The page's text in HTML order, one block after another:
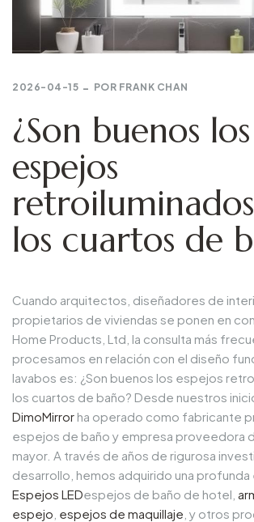
2026-04-15 POR FRANK CHAN
¿Son buenos los
espejos
los cuartos de
Cuando arquitectos, diseñadores de
propietarios de viviendas se ponen en
Home Products, Ltd, la consulta más
procesamos en relación con el diseño
lavabos es: ¿Son buenos los espejos
los cuartos de baño? Desde nuestros
DimoMirror ha operado como fabricante
espejos de baño y empresa proveedora
mayor. A través de años de rigurosa
desarrollo, hemos adquirido una profunda
Espejos LEDespejos de baño de hotel,
espejo espejos de maquillaje , y otros